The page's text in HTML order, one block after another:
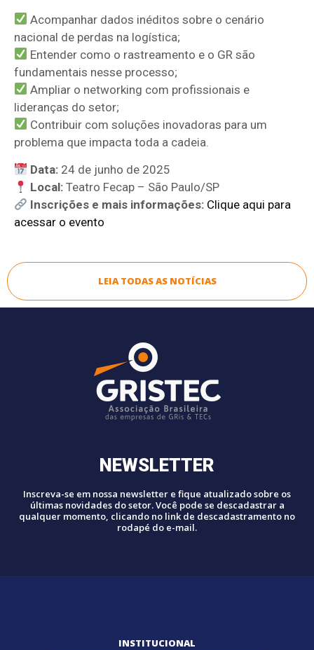
Acompanhar dados inéditos sobre o cenário
nacional de perdas na logística;
Entender como o rastreamento e o GR são
fundamentais nesse processo;
Ampliar o networking com profissionais e
lideranças do setor;
Contribuir com soluções inovadoras para um
problema que impacta toda a cadeia.
Data: 24 de junho de 2025
Local: Teatro Fecap – São Paulo/SP
Inscrições e mais informações: Clique aqui para
acessar o evento
LEIA TODAS AS NOTÍCIAS
NEWSLETTER
Inscreva-se em nossa newsletter e fique atualizado sobre os
últimas novidades do setor. Você pode se descadastrar a
qualquer momento, clicando no link de descadastramento no
rodapé do e-mail.
INSTITUCIONAL